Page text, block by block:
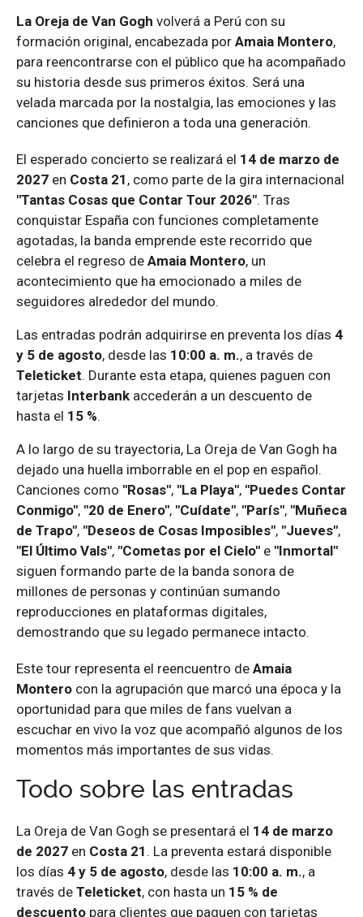
La Oreja de Van Gogh volverá a Perú con su
formación original, encabezada por Amaia Montero,
para reencontrarse con el público que ha acompañado
su historia desde sus primeros éxitos. Será una
velada marcada por la nostalgia, las emociones y las
canciones que definieron a toda una generación.
El esperado concierto se realizará el 14 de marzo de
2027 en Costa 21 , como parte de la gira internacional
"Tantas Cosas que Contar Tour 2026". Tras
conquistar España con funciones completamente
agotadas, la banda emprende este recorrido que
celebra el regreso de Amaia Montero, un
acontecimiento que ha emocionado a miles de
seguidores alrededor del mundo.
Las entradas podrán adquirirse en preventa los días 4
y 5 de agosto, desde las 10:00 a. m., a través de
Teleticket. Durante esta etapa, quienes paguen con
tarjetas Interbank accederán a un descuento de
hasta el 15 %.
A lo largo de su trayectoria, La Oreja de Van Gogh ha
dejado una huella imborrable en el pop en español.
Canciones como "Rosas", "La Playa", "Puedes Contar
Conmigo", "20 de Enero", "Cuídate", "París", "Muñeca
de Trapo", "Deseos de Cosas Imposibles", "Jueves",
"El Último Vals", "Cometas por el Cielo" e "Inmortal"
siguen formando parte de la banda sonora de
millones de personas y continúan sumando
reproducciones en plataformas digitales,
demostrando que su legado permanece intacto.
Este tour representa el reencuentro de Amaia
Montero con la agrupación que marcó una época y la
oportunidad para que miles de fans vuelvan a
escuchar en vivo la voz que acompañó algunos de los
momentos más importantes de sus vidas.
Todo sobre las entradas
La Oreja de Van Gogh se presentará el 14 de marzo
de 2027 en Costa 21 . La preventa estará disponible
los días 4 y 5 de agosto, desde las 10:00 a. m., a
través de Teleticket, con hasta un 15 % de
descuento para clientes que paguen con tarjetas